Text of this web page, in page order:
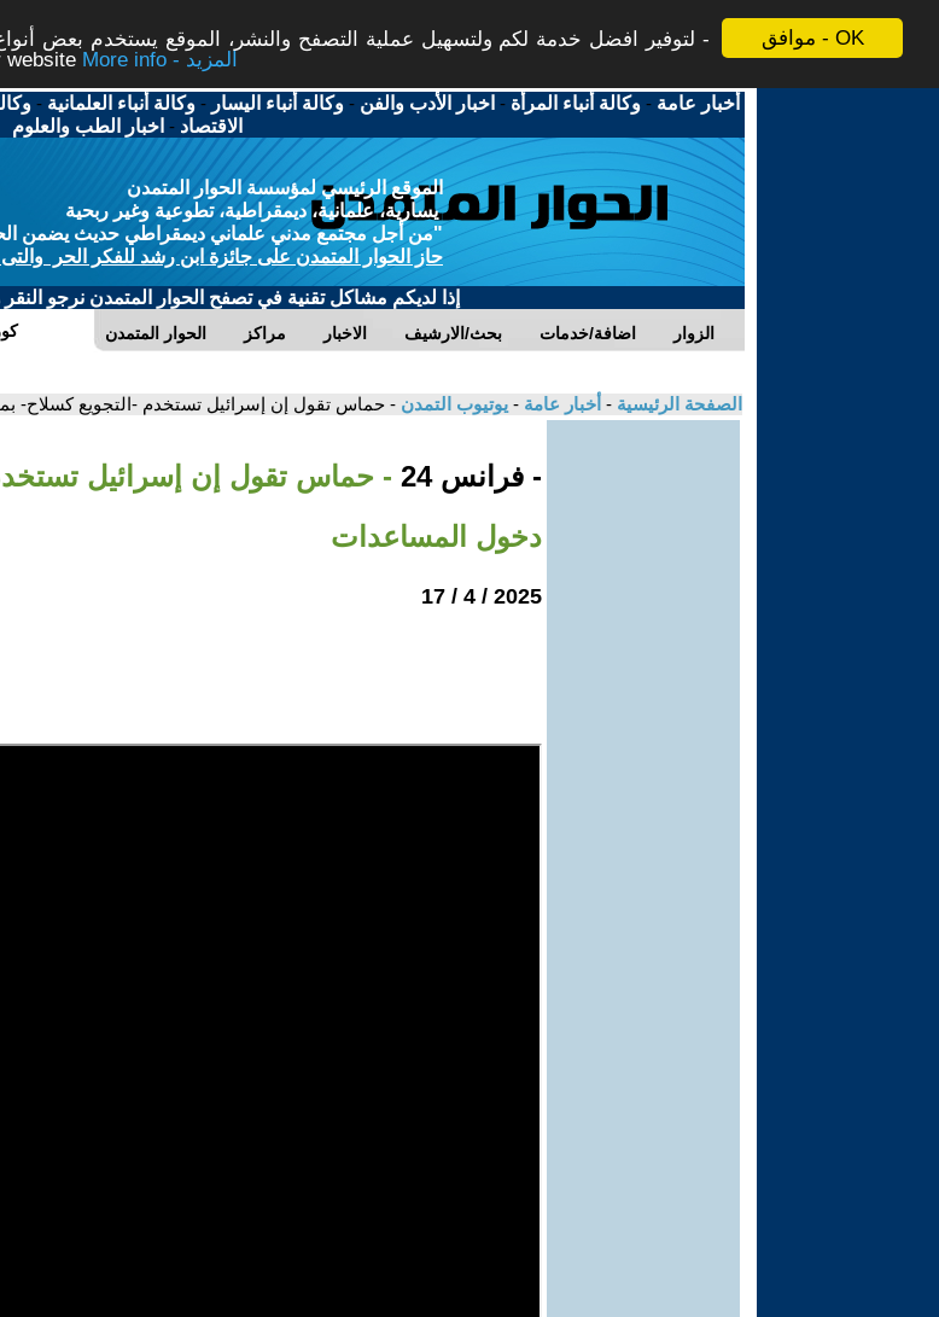
موافق - OK
لتوفير افضل خدمة لكم ولتسهيل عملية التصفح والنشر، الموقع يستخدم بعض
website
More info - المزيد
أخبار عامة -وكالة أنباء المرأة - اخبار الأدب والفن -وكالة أنباء اليسار -وكالة أنباء العلمانية -
الاقتصاد - اخبار الطب والعلوم
الموقع الرئيسي لمؤسسة الحوار المتمدن
يسارية، علمانية، ديمقراطية، تطوعية وغير ربحية
"من أجل مجتمع مدني علماني ديمقراطي حديث يضمن
حاز الحوار المتمدن على جائزة ابن رشد للفكر الحر والتى
إذا لديكم مشاكل تقنية في تصفح الحوار المتمدن نرجو النقر
الحوار المتمدن مراكز الاخبار بحث/الارشيف اضافة/خدمات الزوار
الصفحة الرئيسية - أخبار عامة - يوتيوب التمدن - حماس تقول إن إسرائيل تستخدم -التجويع كسلاح-
- فرانس 24
- حماس تقول إن إسرائيل
دخول المساعدات
2025 / 4 / 17